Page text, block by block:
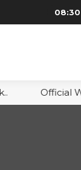
08:30
Official